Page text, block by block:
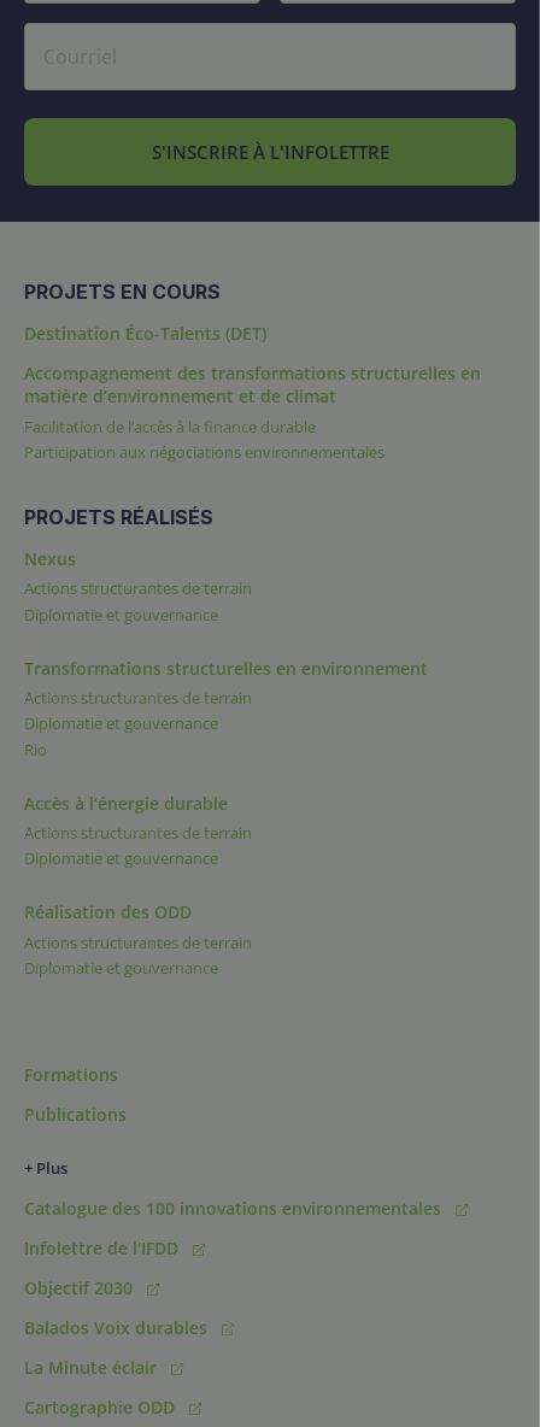
S'INSCRIRE À L'INFOLETTRE
PROJETS EN COURS
Destination Éco-Talents (DET)
Accompagnement des transformations structurelles en
matière d’environnement et de climat
Facilitation de l’accès à la finance durable
Participation aux négociations environnementales
PROJETS RÉALISÉS
Nexus
Actions structurantes de terrain
Diplomatie et gouvernance
Transformations structurelles en environnement
Actions structurantes de terrain
Diplomatie et gouvernance
Rio
Accès à l’énergie durable
Actions structurantes de terrain
Diplomatie et gouvernance
Réalisation des ODD
Actions structurantes de terrain
Diplomatie et gouvernance
Formations
Publications
+ Plus
Catalogue des 100 innovations environnementales
Infolettre de l'IFDD
Objectif 2030
Balados Voix durables
La Minute éclair
Cartographie ODD